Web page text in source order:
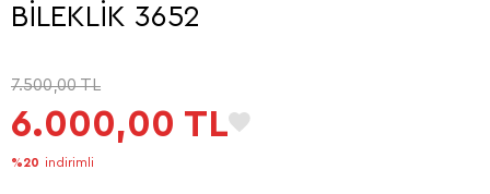
BİLEKLİK 3652
7.500,00TL
6.000,00 TL
%20 indirimli